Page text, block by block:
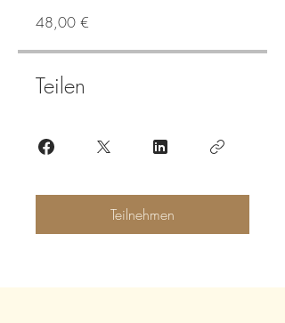
48,00 €
Teilen
Teilnehmen